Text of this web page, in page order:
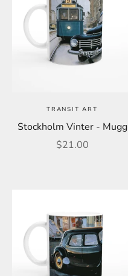
TRANSIT ART
Stockholm Vinter - Mugg
REA-pris
$21.00